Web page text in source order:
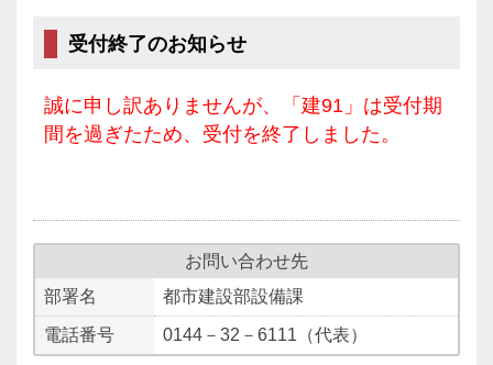
受付終了のお知らせ
誠に申し訳ありませんが、「建91」は受付期
間を過ぎたため、受付を終了しました。
お問い合わせ先
部署名
都市建設部設備課
電話番号 0144－32－6111（代表）